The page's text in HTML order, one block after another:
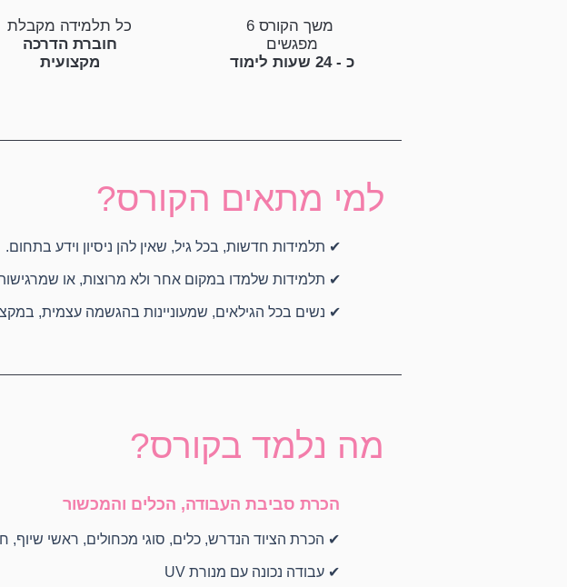
כל תלמידה מקבלת
חוברת הדרכה
מקצועית
משך הקורס 6
מפגשים
כ - 24 שעות לימוד
למי מתאים הקורס?
✔ תלמידות חדשות, בכל גיל, שאין להן ניסיון וידע בתחום.
✔ תלמידות שלמדו במקום אחר ולא מרוצות, או
✔ נשים בכל הגילאים, שמעוניינות בהגשמה עצמית,
מה נלמד בקורס?
הכרת סביבת העבודה, הכלים והמכשור
✔ הכרת הציוד הנדרש, כלים, סוגי מכחולים, ראשי שיוף,
✔ עבודה נכונה עם מנורת UV